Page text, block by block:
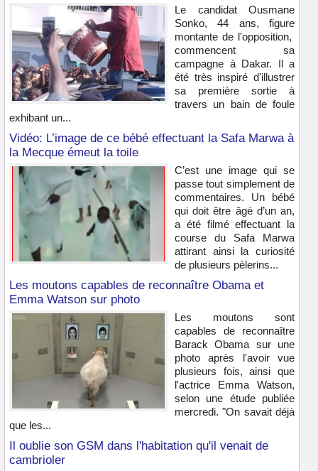
Le candidat Ousmane
Sonko, 44 ans, figure
montante de l'opposition,
commencent sa
campagne à Dakar. Il a
été très inspiré d'illustrer
sa première sortie à
travers un bain de foule
exhibant un...
Vidéo: L’image de ce bébé effectuant la Safa Marwa à
la Mecque émeut la toile
C’est une image qui se
passe tout simplement de
commentaires. Un bébé
qui doit être âgé d’un an,
a été filmé effectuant la
course du Safa Marwa
attirant ainsi la curiosité
de plusieurs pèlerins...
Les moutons capables de reconnaître Obama et
Emma Watson sur photo
Les moutons sont
capables de reconnaître
Barack Obama sur une
photo après l'avoir vue
plusieurs fois, ainsi que
l'actrice Emma Watson,
selon une étude publiée
mercredi. "On savait déjà
que les...
Il oublie son GSM dans l'habitation qu'il venait de
cambrioler